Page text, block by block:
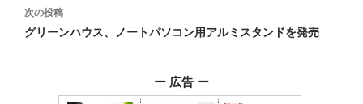
ビ
ゲ
次の投稿
グリーンハウス、ノートパソコン用アルミスタンドを発売
ー 広告 ー